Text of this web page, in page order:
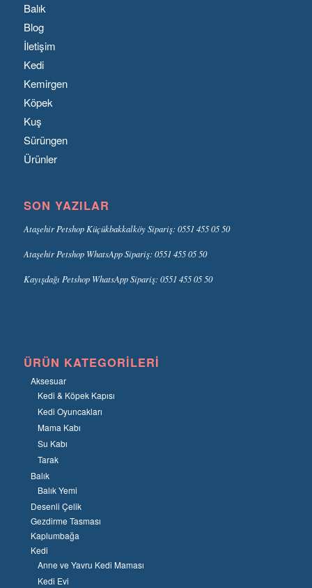
Balık
Blog
İletişim
Kedi
Kemirgen
Köpek
Kuş
Sürüngen
Ürünler
SON YAZILAR
Ataşehir Petshop Küçükbakkalköy Sipariş: 0551 455 05 50
Ataşehir Petshop WhatsApp Sipariş: 0551 455 05 50
Kayışdağı Petshop WhatsApp Sipariş: 0551 455 05 50
ÜRÜN KATEGORILERI
Aksesuar
Kedi & Köpek Kapısı
Kedi Oyuncakları
Mama Kabı
Su Kabı
Tarak
Balık
Balık Yemi
Desenli Çelik
Gezdirme Tasması
Kaplumbağa
Kedi
Anne ve Yavru Kedi Maması
Kedi Evi